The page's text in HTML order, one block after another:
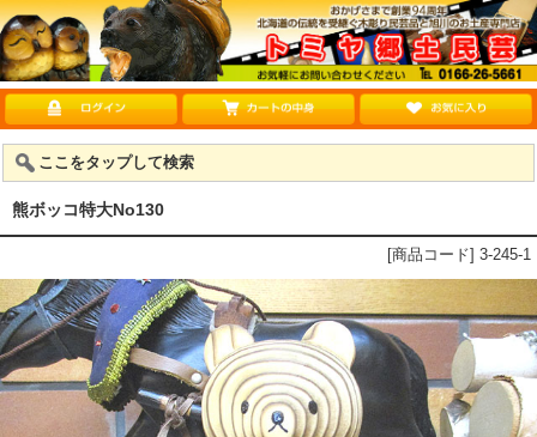
ここをタップして検索
熊ボッコ特大No130
[商品コード] 3-245-1